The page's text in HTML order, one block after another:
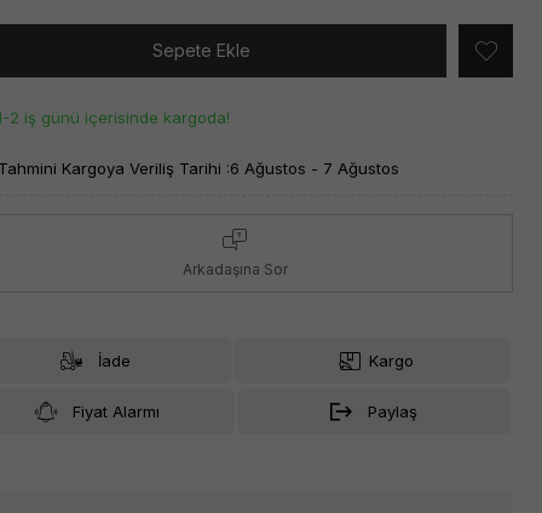
Sepete Ekle
2 iş günü içerisinde kargoda!
Tahmini Kargoya Veriliş Tarihi :6 Ağustos - 7 Ağustos
Arkadaşına Sor
İade Kargo
Fiyat Alarmı Paylaş